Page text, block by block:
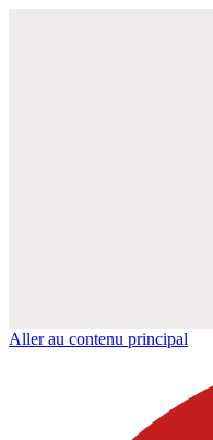
Aller au contenu principal